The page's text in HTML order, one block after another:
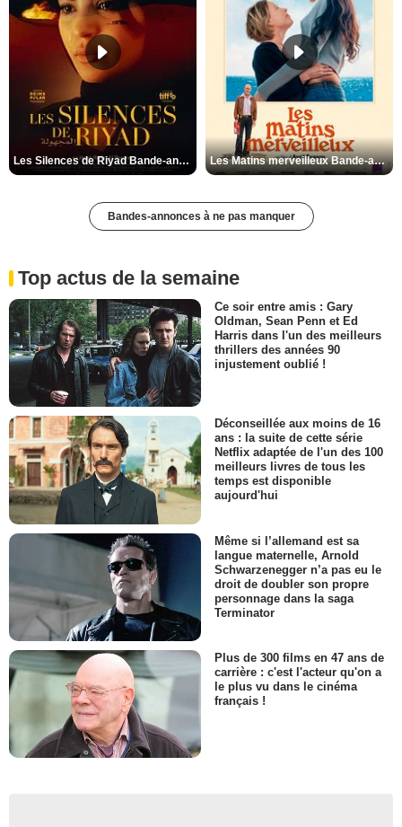
Les Silences de Riyad Bande-annonce VO STFR Les Matins merveilleux Bande-annonce VF
Bandes-annonces à ne pas manquer
Top actus de la semaine
Ce soir entre amis : Gary
Oldman, Sean Penn et Ed
Harris dans l'un des meilleurs
thrillers des années 90
injustement oublié !
Déconseillée aux moins de 16
ans : la suite de cette série
Netflix adaptée de l'un des 100
meilleurs livres de tous les
temps est disponible
aujourd'hui
Même si l’allemand est sa
langue maternelle, Arnold
Schwarzenegger n’a pas eu le
droit de doubler son propre
personnage dans la saga
Terminator
Plus de 300 films en 47 ans de
carrière : c'est l'acteur qu'on a
le plus vu dans le cinéma
français !